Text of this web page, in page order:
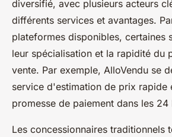
diversifié, avec plusieurs acteurs
différents services et avantages.
plateformes disponibles, certaines
leur spécialisation et la rapidité du
vente. Par exemple, AlloVendu se
service d'estimation de prix rapide
promesse de paiement dans les 24
Les concessionnaires traditionnels